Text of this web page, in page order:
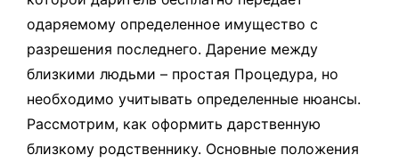
одаряемому определенное имущество с
разрешения последнего. Дарение между
близкими людьми – простая Процедура, но
необходимо учитывать определенные нюансы.
Рассмотрим, как оформить дарственную
близкому родственнику. Основные положения